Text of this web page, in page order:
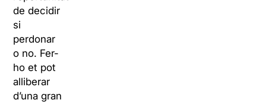
de decidir
si
perdonar
o no. Fer-
ho et pot
alliberar
d’una gran